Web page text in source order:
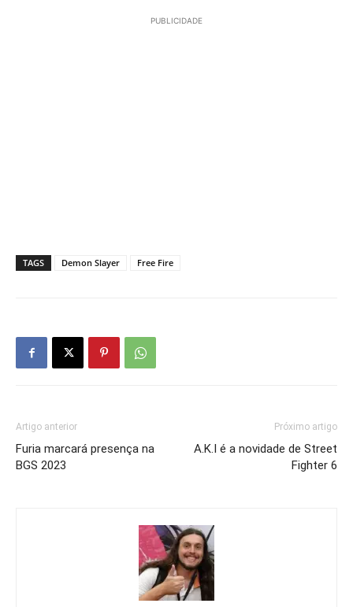
PUBLICIDADE
TAGS Demon Slayer Free Fire
Artigo anterior
Furia marcará presença na
BGS 2023
Próximo artigo
A.K.I é a novidade de Street
Fighter 6